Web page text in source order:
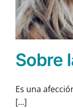
Sobre
Es una
[...]